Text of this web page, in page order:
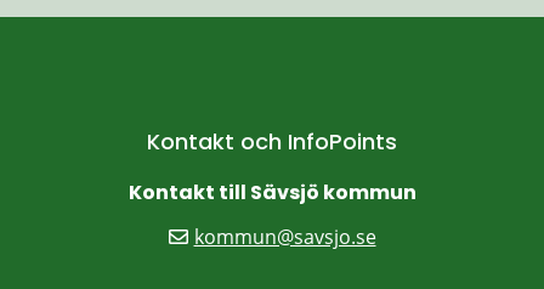
Kontakt och InfoPoints
Kontakt till Sävsjö kommun
kommun@savsjo.se